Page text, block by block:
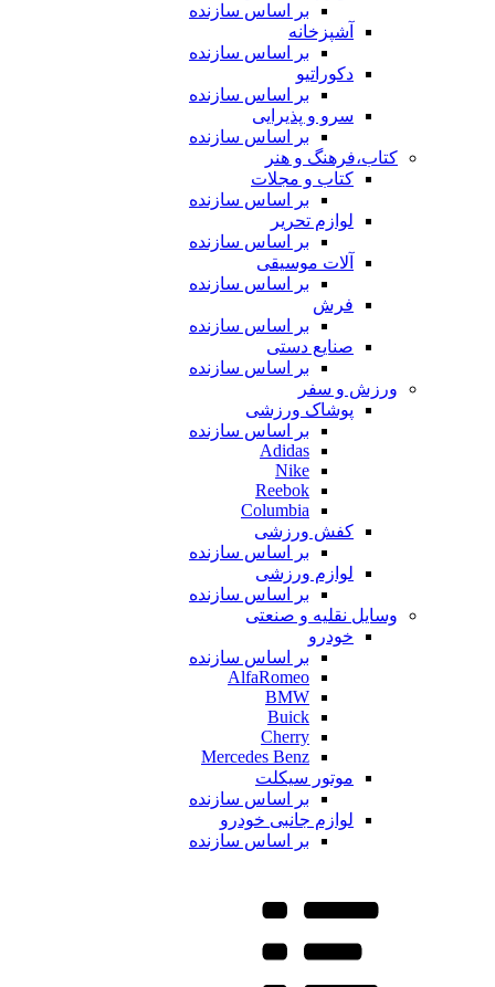
بر اساس سازنده
آشپزخانه
بر اساس سازنده
دکوراتیو
بر اساس سازنده
سرو و پذیرایی
بر اساس سازنده
کتاب،فرهنگ و هنر
کتاب و مجلات
بر اساس سازنده
لوازم تحریر
بر اساس سازنده
آلات موسیقی
بر اساس سازنده
فرش
بر اساس سازنده
صنایع دستی
بر اساس سازنده
ورزش و سفر
پوشاک ورزشی
بر اساس سازنده
Adidas
Nike
Reebok
Columbia
کفش ورزشی
بر اساس سازنده
لوازم ورزشی
بر اساس سازنده
وسایل نقلیه و صنعتی
خودرو
بر اساس سازنده
AlfaRomeo
BMW
Buick
Cherry
Mercedes Benz
موتور سیکلت
بر اساس سازنده
لوازم جانبی خودرو
بر اساس سازنده